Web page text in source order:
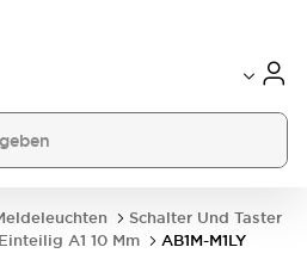
Schalter Und Taster
Einteilig A1 10 Mm AB1M-M1LY